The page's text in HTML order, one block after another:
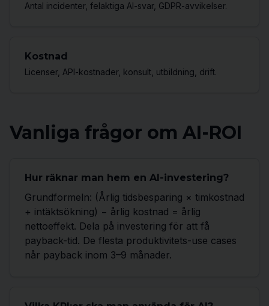
Antal incidenter, felaktiga AI-svar, GDPR-avvikelser.
Kostnad
Licenser, API-kostnader, konsult, utbildning, drift.
Vanliga frågor om AI-ROI
Hur räknar man hem en AI-investering?
Grundformeln: (Årlig tidsbesparing × timkostnad
+ intäktsökning) − årlig kostnad = årlig
nettoeffekt. Dela på investering för att få
payback-tid. De flesta produktivitets-use cases
når payback inom 3–9 månader.